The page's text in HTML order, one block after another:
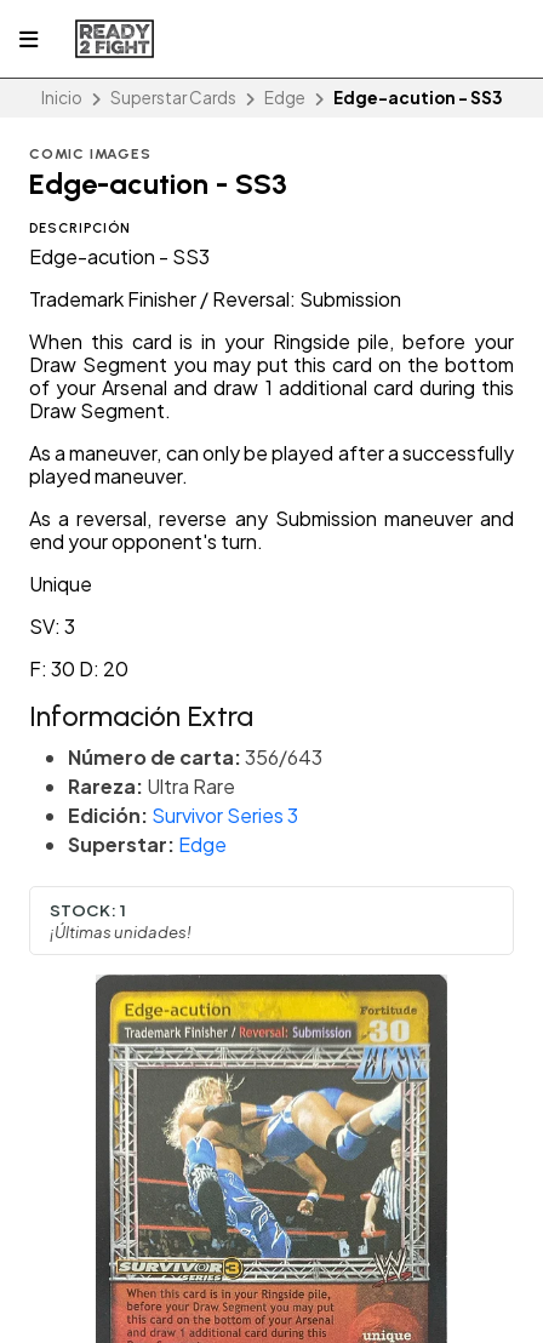
Inicio Superstar Cards Edge Edge-acution - SS3
COMIC IMAGES
Edge-acution - SS3
DESCRIPCIÓN
Edge-acution - SS3
Trademark Finisher / Reversal: Submission
When this card is in your Ringside pile, before your
Draw Segment you may put this card on the bottom
of your Arsenal and draw 1 additional card during this
Draw Segment.
As a maneuver, can only be played after a successfully
played maneuver.
As a reversal, reverse any Submission maneuver and
end your opponent's turn.
Unique
SV: 3
F: 30 D: 20
Información Extra
Número de carta:356/643
Rareza: Ultra Rare
Edición: Survivor Series 3
Superstar: Edge
STOCK: 1
¡Últimas unidades!